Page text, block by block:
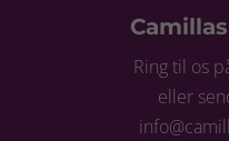
Ring til os
eller